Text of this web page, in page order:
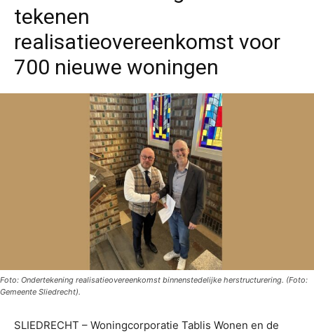
tekenen
realisatieovereenkomst voor
700 nieuwe woningen
Foto: Ondertekening realisatieovereenkomst binnenstedelijke herstructurering. (Foto:
Gemeente Sliedrecht).
SLIEDRECHT – Woningcorporatie Tablis Wonen en de